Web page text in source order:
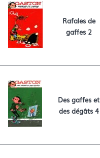
Rafales de
gaffes 2
Des gaffes et
des dégâts 4